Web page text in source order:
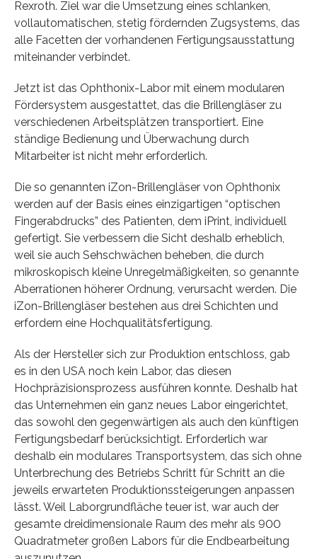
Rexroth. Ziel war die Umsetzung eines schlanken,
vollautomatischen, stetig fördernden Zugsystems, das
alle Facetten der vorhandenen Fertigungsausstattung
miteinander verbindet.
Jetzt ist das Ophthonix-Labor mit einem modularen
Fördersystem ausgestattet, das die Brillengläser zu
verschiedenen Arbeitsplätzen transportiert. Eine
ständige Bedienung und Überwachung durch
Mitarbeiter ist nicht mehr erforderlich.
Die so genannten iZon-Brillengläser von Ophthonix
werden auf der Basis eines einzigartigen “optischen
Fingerabdrucks” des Patienten, dem iPrint, individuell
gefertigt. Sie verbessern die Sicht deshalb erheblich,
weil sie auch Sehschwächen beheben, die durch
mikroskopisch kleine Unregelmäßigkeiten, so genannte
Aberrationen höherer Ordnung, verursacht werden. Die
iZon-Brillengläser bestehen aus drei Schichten und
erfordern eine Hochqualitätsfertigung.
Als der Hersteller sich zur Produktion entschloss, gab
es in den USA noch kein Labor, das diesen
Hochpräzisionsprozess ausführen konnte. Deshalb hat
das Unternehmen ein ganz neues Labor eingerichtet,
das sowohl den gegenwärtigen als auch den künftigen
Fertigungsbedarf berücksichtigt. Erforderlich war
deshalb ein modulares Transportsystem, das sich ohne
Unterbrechung des Betriebs Schritt für Schritt an die
jeweils erwarteten Produktionssteigerungen anpassen
lässt. Weil Laborgrundfläche teuer ist, war auch der
gesamte dreidimensionale Raum des mehr als 900
Quadratmeter großen Labors für die Endbearbeitung